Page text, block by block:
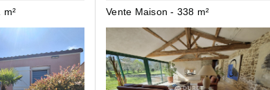
m² Vente Maison - 338 m²